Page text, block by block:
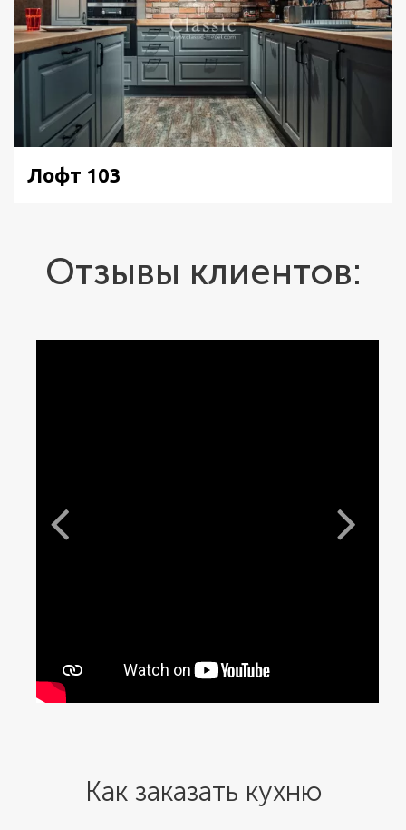
Лофт 103
Отзывы клиентов:
Как заказать кухню